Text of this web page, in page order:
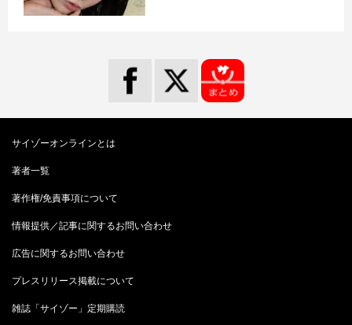
サイゾーオンラインとは
著者一覧
著作権/免責事項について
情報提供／記事に関するお問い合わせ
広告に関するお問い合わせ
プレスリリース掲載について
雑誌「サイゾー」定期購読